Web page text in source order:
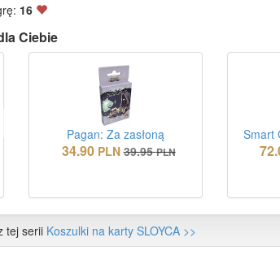
16
Ciebie
Pagan: Za zasłoną
34.90 PLN 39.95 PLN
Smart
tej serii Koszulki na karty SLOYCA >>